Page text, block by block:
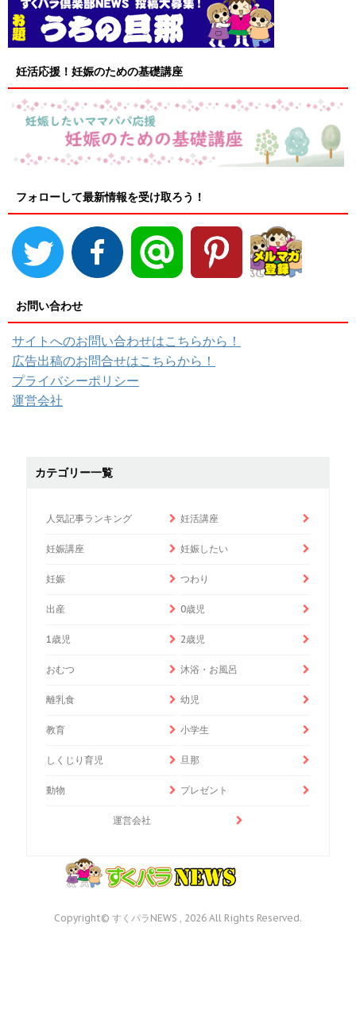
妊活応援！妊娠のための基礎講座
フォローして最新情報を受け取ろう！
お問い合わせ
サイトへのお問い合わせはこちらから！
広告出稿のお問合せはこちらから！
プライバシーポリシー
運営会社
カテゴリー一覧
人気記事ランキング 妊活講座
妊娠講座 妊娠したい
妊娠 つわり
出産 0歳児
1歳児 2歳児
おむつ 沐浴・お風呂
離乳食 幼児
教育 小学生
しくじり育児 旦那
動物 プレゼント
運営会社
Copyright© すくパラNEWS , 2026 All Rights Reserved.